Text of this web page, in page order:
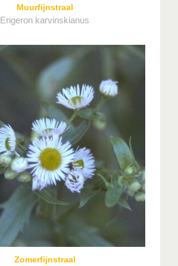
Muurfijnstraal
Erigeron karvinskianus
Zomerfijnstraal